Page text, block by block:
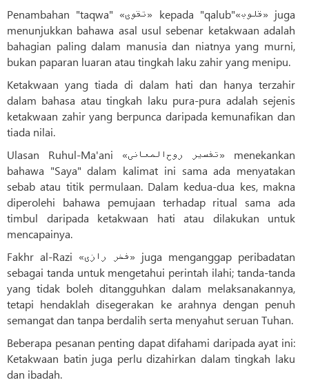
Penambahan "taqwa" «تقوی» kepada "qalub"«قلوب» juga
menunjukkan bahawa asal usul sebenar ketakwaan adalah
bahagian paling dalam manusia dan niatnya yang murni,
bukan paparan luaran atau tingkah laku zahir yang menipu.
Ketakwaan yang tiada di dalam hati dan hanya terzahir
dalam bahasa atau tingkah laku pura-pura adalah sejenis
ketakwaan zahir yang berpunca daripada kemunafikan dan
tiada nilai.
Ulasan Ruhul-Ma'ani «تفسیر روح‌المعانی» menekankan
bahawa "Saya" dalam kalimat ini sama ada menyatakan
sebab atau titik permulaan. Dalam kedua-dua kes, makna
diperolehi bahawa pemujaan terhadap ritual sama ada
timbul daripada ketakwaan hati atau dilakukan untuk
mencapainya.
Fakhr al-Razi «فخر رازی» juga menganggap peribadatan
sebagai tanda untuk mengetahui perintah ilahi; tanda-tanda
yang tidak boleh ditangguhkan dalam melaksanakannya,
tetapi hendaklah disegerakan ke arahnya dengan penuh
semangat dan tanpa berdalih serta menyahut seruan Tuhan.
Beberapa pesanan penting dapat difahami daripada ayat ini:
Ketakwaan batin juga perlu dizahirkan dalam tingkah laku
dan ibadah.